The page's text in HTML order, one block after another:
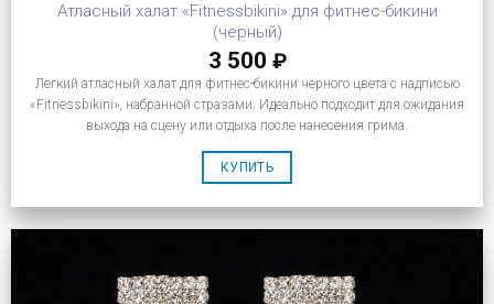
Атласный халат «Fitnessbikini» для фитнес-бикини
(черный)
3 500 ₽
Легкий атласный халат для фитнес-бикини черного цвета с надписью
«Fitnessbikini», набранной стразами. Идеально подходит для ожидания
выхода на сцену или отдыха после нанесения грима.
КУПИТЬ